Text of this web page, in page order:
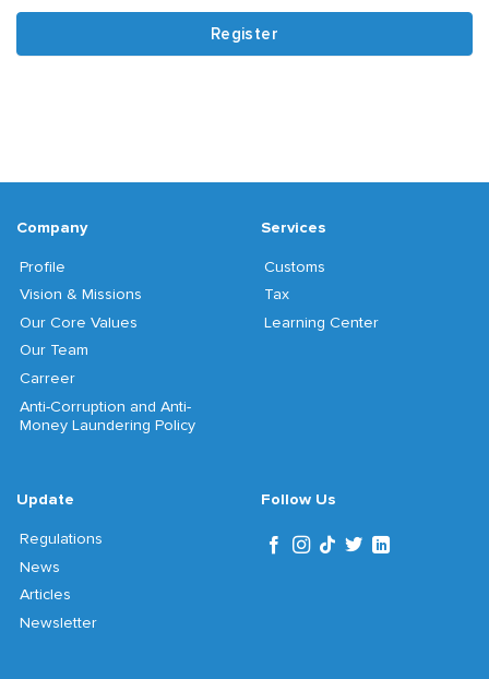
Register
Company
Profile
Vision & Missions
Our Core Values
Our Team
Carreer
Anti-Corruption and Anti-
Money Laundering Policy
Services
Customs
Tax
Learning Center
Update
Regulations
News
Articles
Newsletter
Follow Us